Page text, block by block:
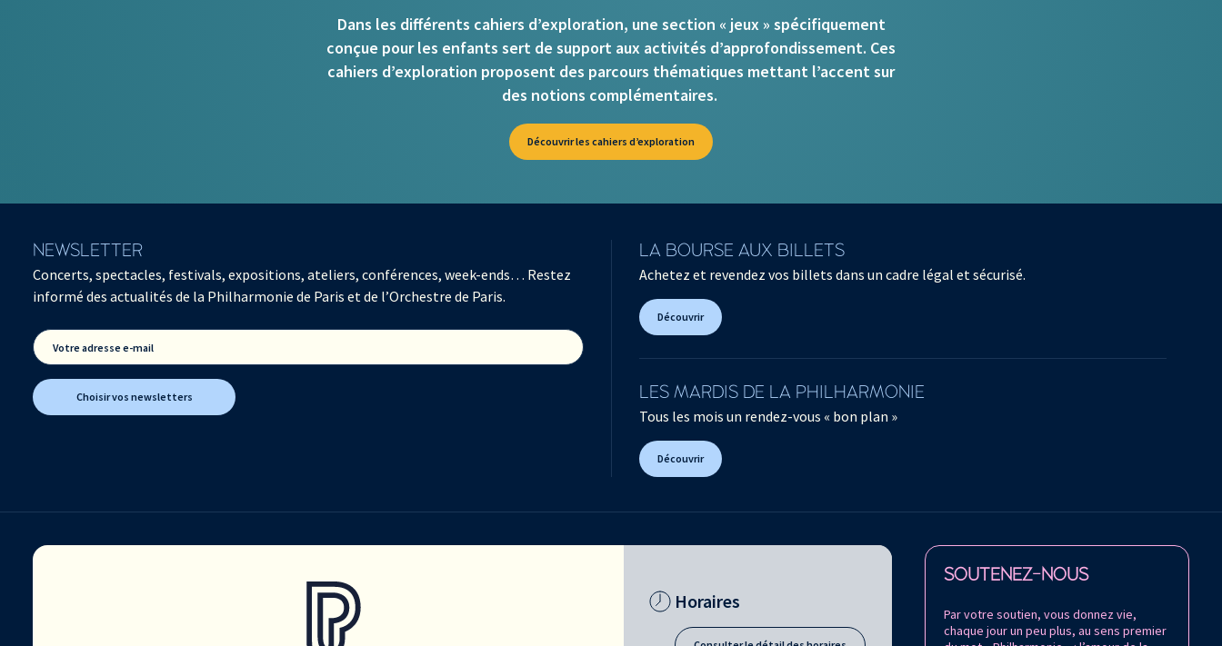
Dans les différents cahiers d’exploration, une section « jeux » spécifiquement
conçue pour les enfants sert de support aux activités d’approfondissement. Ces
cahiers d’exploration proposent des parcours thématiques mettant l’accent sur
des notions complémentaires.
Découvrir les cahiers d’exploration
NEWSLETTER
Concerts, spectacles, festivals, expositions, ateliers, conférences, week-ends… Restez
informé des actualités de la Philharmonie de Paris et de l’Orchestre de Paris.
Votre adresse e-mail
Choisir vos newsletters
LA BOURSE AUX BILLETS
Achetez et revendez vos billets dans un cadre légal et sécurisé.
Découvrir
LES MARDIS DE LA PHILHARMONIE
Tous les mois un rendez-vous « bon plan »
Découvrir
Horaires
SOUTENEZ-NOUS
Par votre soutien, vous donnez vie,
chaque jour un peu plus, au sens premier
Retrouvez la Philharmonie de Paris sur